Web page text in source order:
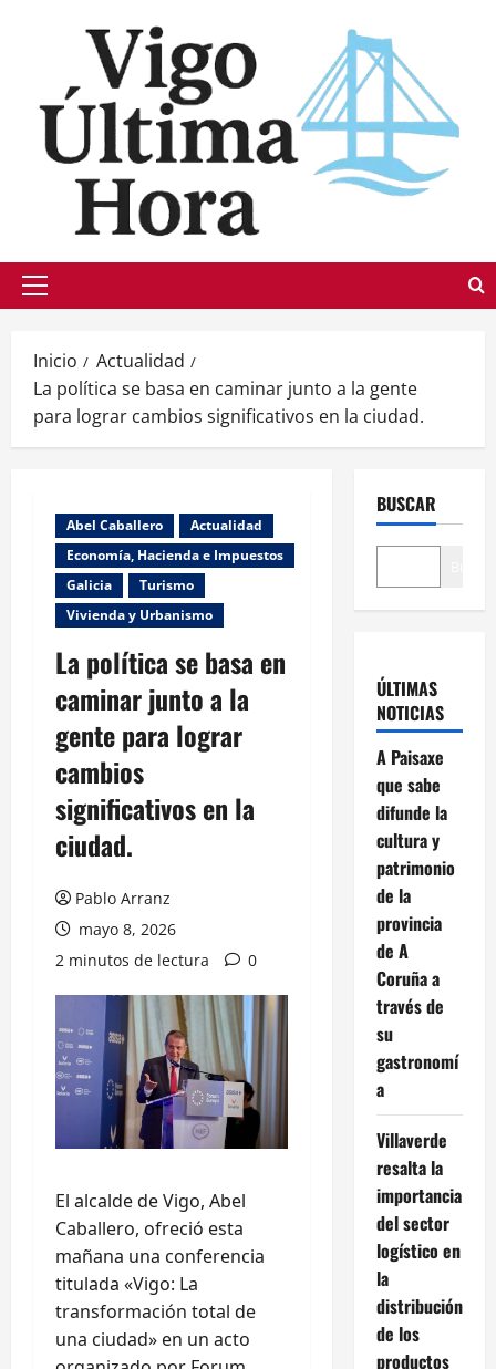
Menú
Inicio
Actualidad
La política se basa en caminar junto a la gente
para lograr cambios significativos en la ciudad.
Abel Caballero
Actualidad
Economía, Hacienda e Impuestos
Galicia
Turismo
Vivienda y Urbanismo
La política se basa en
caminar junto a la
gente para lograr
cambios
significativos en la
ciudad.
Pablo Arranz
mayo 8, 2026
2 minutos de lectura
0
El alcalde de Vigo, Abel
Caballero, ofreció esta
mañana una conferencia
titulada «Vigo: La
transformación total de
una ciudad» en un acto
BUSCAR
ÚLTIMAS
NOTICIAS
A Paisaxe
que sabe
difunde la
cultura y
patrimonio
de la
provincia
de A
Coruña a
través de
su
gastronomí
a
Villaverde
resalta la
importancia
del sector
logístico en
la
distribución
de los
productos